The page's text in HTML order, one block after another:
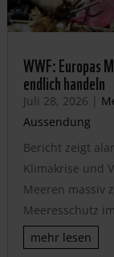
WWF: Europas
endlich handeln
Juli 28, 2026 |
Aussendung
Bericht zeigt
Klimakrise und
Meeren massiv
Meeresschutz
mehr lesen